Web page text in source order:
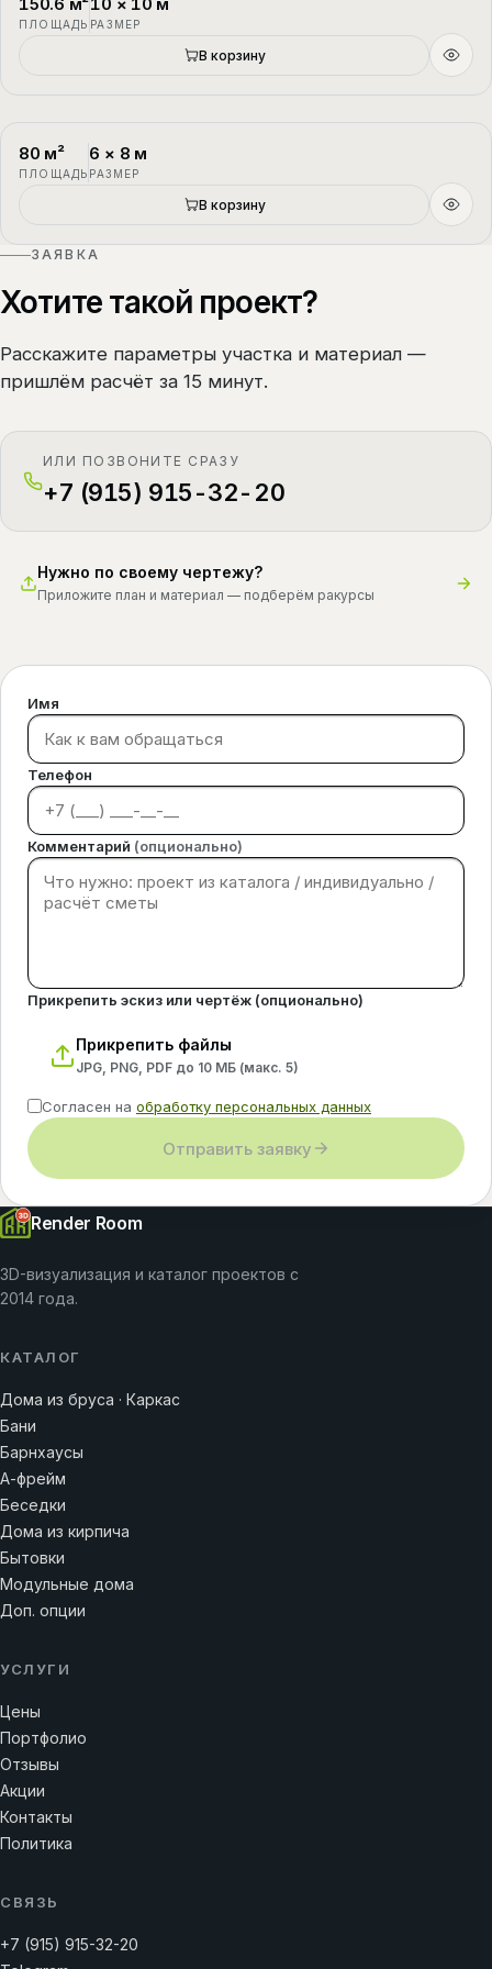
П-3
ПЛОЩАДЬ РАЗМЕР
В корзину
П-4
80 м²
ПЛОЩАДЬ
6 × 8 м
РАЗМЕР
В корзину
ЗАЯВКА
Хотите такой проект?
Расскажите параметры участка и материал —
пришлём расчёт за 15 минут.
ИЛИ ПОЗВОНИТЕ СРАЗУ
+7 (915) 915-32-20
Нужно по своему чертежу?
Приложите план и материал — подберём ракурсы
Имя
Телефон
Комментарий (опционально)
Прикрепить эскиз или чертёж (опционально)
Прикрепить файлы
JPG, PNG, PDF до 10 МБ (макс. 5)
Согласен на обработку персональных данных
Отправить заявку
Render Room
3D-визуализация и каталог проектов с
2014 года.
КАТАЛОГ
Дома из бруса · Каркас
Бани
Барнхаусы
А-фрейм
Беседки
Дома из кирпича
Бытовки
Модульные дома
Доп. опции
УСЛУГИ
Цены
Портфолио
Отзывы
Акции
Контакты
Политика
СВЯЗЬ
+7 (915) 915-32-20